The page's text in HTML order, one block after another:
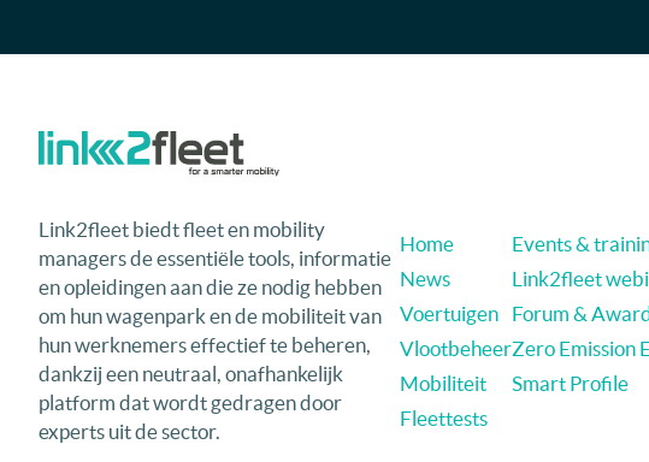
Link2fleet biedt fleet en mobility
managers de essentiële tools, informatie
en opleidingen aan die ze nodig hebben
om hun wagenpark en de mobiliteit van
hun werknemers effectief te beheren,
dankzij een neutraal, onafhankelijk
platform dat wordt gedragen door
experts uit de sector.
Home
News
Voertuigen
Vlootbeheer
Mobiliteit
Fleettests
Events &
Link2fleet
Forum &
Zero Emission
Smart Profile